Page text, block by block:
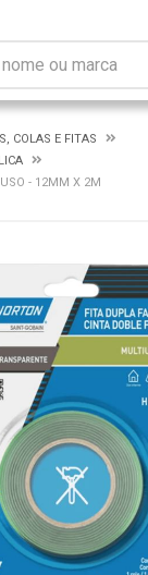
COLAS E FITAS
- 12MM X 2M